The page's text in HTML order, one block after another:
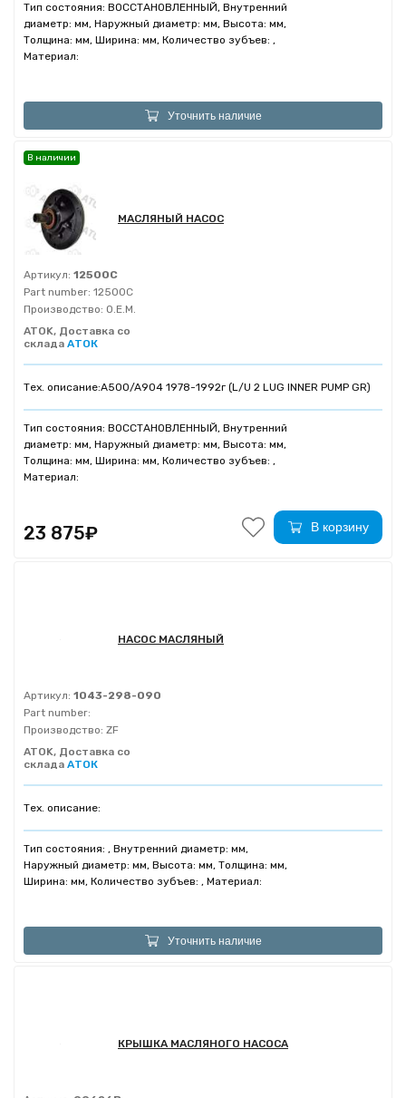
Тип состояния: ВОССТАНОВЛЕННЫЙ, Внутренний
диаметр: мм, Наружный диаметр: мм, Высота: мм,
Толщина: мм, Ширина: мм, Количество зубъев: ,
Материал:
Уточнить наличие
МАСЛЯНЫЙ НАСОС
Артикул: 12500C
Part number: 12500C
Производство: O.E.M.
ATOK, Доставка со
склада АТОК
Тех. описание:A500/A904 1978-1992г (L/U 2 LUG INNER PUMP GR)
Тип состояния: ВОССТАНОВЛЕННЫЙ, Внутренний
диаметр: мм, Наружный диаметр: мм, Высота: мм,
Толщина: мм, Ширина: мм, Количество зубъев: ,
Материал:
В наличии
23 875₽ В корзину
НАСОС МАСЛЯНЫЙ
Артикул: 1043-298-090
Part number:
Производство: ZF
ATOK, Доставка со
склада АТОК
Тех. описание:
Тип состояния: , Внутренний диаметр: мм,
Наружный диаметр: мм, Высота: мм, Толщина: мм,
Ширина: мм, Количество зубъев: , Материал:
Уточнить наличие
КРЫШКА МАСЛЯНОГО НАСОСА